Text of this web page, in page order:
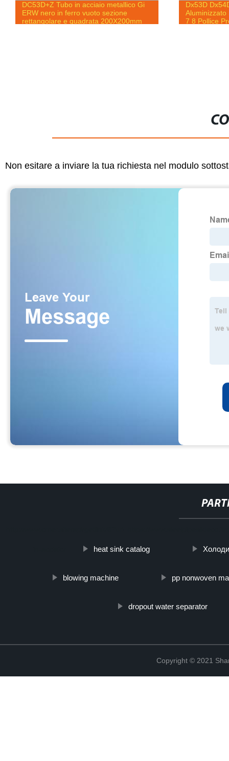
DC53D+Z Tubo in acciaio metallico Gi
ERW nero in ferro vuoto sezione
rettangolare e quadrata 200X200mm
Dx53D
7 8 Pollice
Non esitare a inviare la tua richiesta nel modulo
heat sink catalog
blowing machine pp nonwoven
dropout water separator
Copyright © 2021